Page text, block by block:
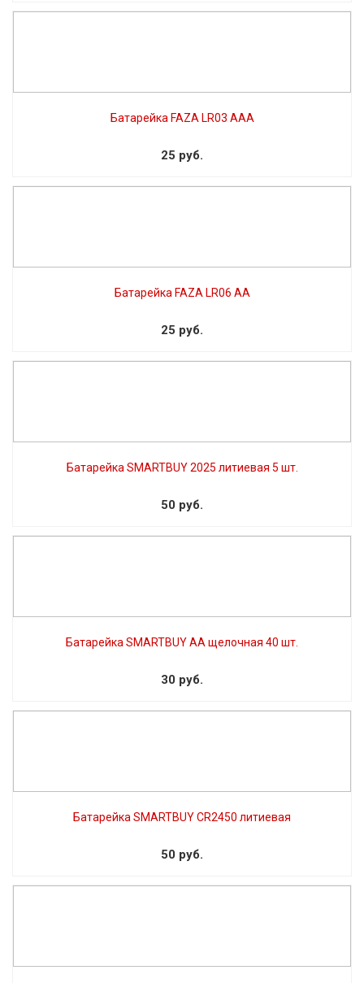
Батарейка FAZA LR03 AAA
25 руб.
Батарейка FAZA LR06 AA
25 руб.
Батарейка SMARTBUY 2025 литиевая 5 шт.
50 руб.
Батарейка SMARTBUY AA щелочная 40 шт.
30 руб.
Батарейка SMARTBUY CR2450 литиевая
50 руб.